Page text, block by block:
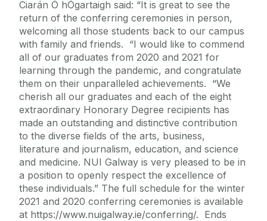
Ciarán Ó hÓgartaigh said: “It is great to see the
return of the conferring ceremonies in person,
welcoming all those students back to our campus
with family and friends. “I would like to commend
all of our graduates from 2020 and 2021 for
learning through the pandemic, and congratulate
them on their unparalleled achievements. “We
cherish all our graduates and each of the eight
extraordinary Honorary Degree recipients has
made an outstanding and distinctive contribution
to the diverse fields of the arts, business,
literature and journalism, education, and science
and medicine. NUI Galway is very pleased to be in
a position to openly respect the excellence of
these individuals.” The full schedule for the winter
2021 and 2020 conferring ceremonies is available
at https://www.nuigalway.ie/conferring/. Ends